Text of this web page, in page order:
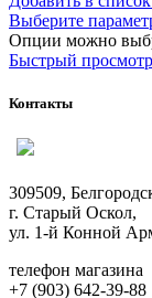
Выберите
Опции можно
Быстрый просмотр
Контакты
309509,
г. Старый Оскол,
ул. 1-й Конной
телефон магазина
+7 (903) 642-39-88